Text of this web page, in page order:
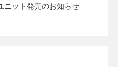
ニット発売のお知らせ